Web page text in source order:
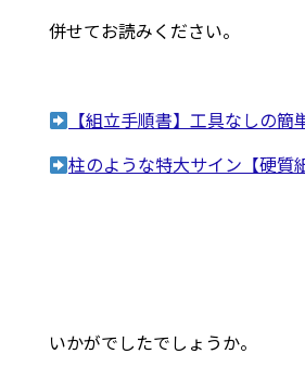
併せてお読みください。
【組立手順書】工具なしの簡
柱のような特大サイン【硬質
いかがでしたでしょうか。